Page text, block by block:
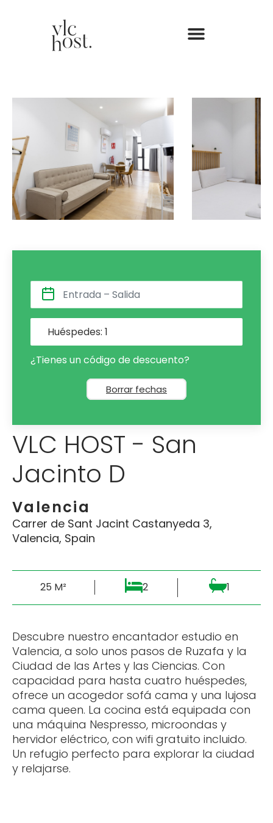
VLC HOST - San
Jacinto D
Valencia
Carrer de Sant Jacint Castanyeda 3,
Valencia, Spain
25 M² 2 1
Descubre nuestro encantador estudio en
Valencia, a solo unos pasos de Ruzafa y la
Ciudad de las Artes y las Ciencias. Con
capacidad para hasta cuatro huéspedes,
ofrece un acogedor sofá cama y una lujosa
cama queen. La cocina está equipada con
una máquina Nespresso, microondas y
hervidor eléctrico, con wifi gratuito incluido.
Un refugio perfecto para explorar la ciudad
y relajarse.
Huéspedes: 1
¿Tienes un código de descuento?
Borrar fechas